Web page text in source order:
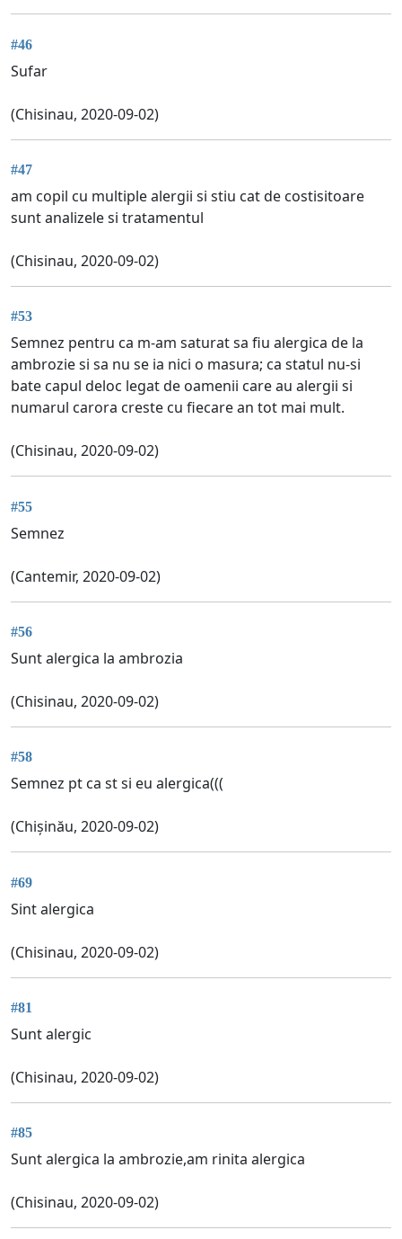
#46
Sufar
(Chisinau, 2020-09-02)
#47
am copil cu multiple alergii si stiu cat de costisitoare
sunt analizele si tratamentul
(Chisinau, 2020-09-02)
#53
Semnez pentru ca m-am saturat sa fiu alergica de la
ambrozie si sa nu se ia nici o masura; ca statul nu-si
bate capul deloc legat de oamenii care au alergii si
numarul carora creste cu fiecare an tot mai mult.
(Chisinau, 2020-09-02)
#55
Semnez
(Cantemir, 2020-09-02)
#56
Sunt alergica la ambrozia
(Chisinau, 2020-09-02)
#58
Semnez pt ca st si eu alergica(((
(Chișinău, 2020-09-02)
#69
Sint alergica
(Chisinau, 2020-09-02)
#81
Sunt alergic
(Chisinau, 2020-09-02)
#85
Sunt alergica la ambrozie,am rinita alergica
(Chisinau, 2020-09-02)